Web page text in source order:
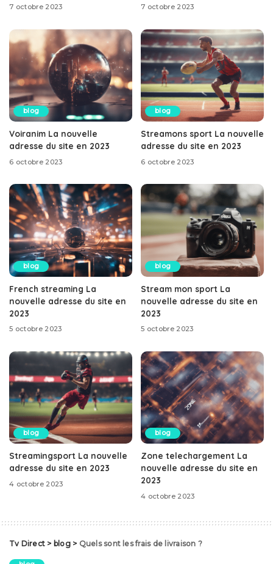
7 octobre 2023 7 octobre 2023
blog
Voiranim La nouvelle
adresse du site en 2023
6 octobre 2023
blog
Streamons sport La nouvelle
adresse du site en 2023
6 octobre 2023
blog
French streaming La
nouvelle adresse du site en
2023
5 octobre 2023
blog
Stream mon sport La
nouvelle adresse du site en
2023
5 octobre 2023
blog
Streamingsport La nouvelle
adresse du site en 2023
4 octobre 2023
blog
Zone telechargement La
nouvelle adresse du site en
2023
4 octobre 2023
Tv Direct > blog> Quels sont les frais de livraison ?